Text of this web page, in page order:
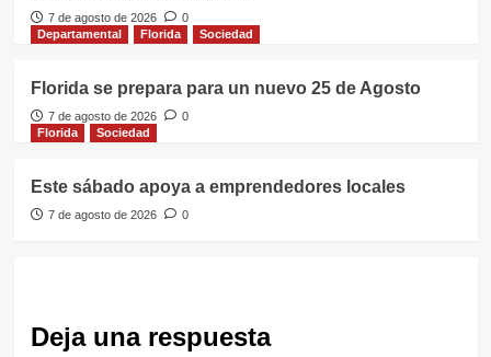
7 de agosto de 2026
0
Departamental
Florida Sociedad
Florida se prepara para un nuevo 25 de Agosto
7 de agosto de 2026
0
Florida
Sociedad
Este sábado apoya a emprendedores locales
7 de agosto de 2026 0
Deja una respuesta